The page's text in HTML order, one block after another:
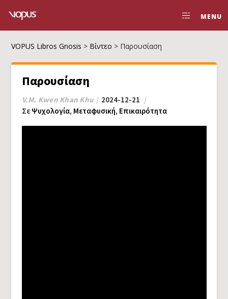
MENU
VOPUS Libros Gnosis > Βίντεο > Παρουσίαση
Παρουσίαση
V.M. Kwen Khan Khu
2024-12-21
Σε Ψυχολογία, Μεταφυσική, Επικαιρότητα